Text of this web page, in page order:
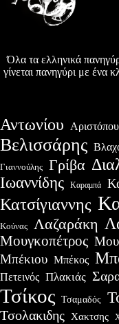
Όλα τα ελληνικά
γίνεται πανηγύρι με ένα
Αντωνίου
Βελισσάρης
Γιαννούλης Γρίβα
Ιωαννίδης Καραμπά
Κατσίγιαννης
Κούνας Λαζαράκη
Μουγκοπέτρος
Μπέκιου Μπέκος
Πετεινός Πλακιάς
Τσίκος Τσαμαδός
Τσολακιδης Χακτσης